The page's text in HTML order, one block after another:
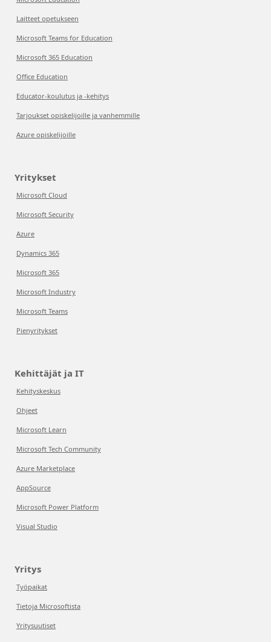
Laitteet opetukseen
Microsoft Teams for Education
Microsoft 365 Education
Office Education
Educator-koulutus ja -kehitys
Tarjoukset opiskelijoille ja vanhemmille
Azure opiskelijoille
Yritykset
Microsoft Cloud
Microsoft Security
Azure
Dynamics 365
Microsoft 365
Microsoft Industry
Microsoft Teams
Pienyritykset
Kehittäjät ja IT
Kehityskeskus
Ohjeet
Microsoft Learn
Microsoft Tech Community
Azure Marketplace
AppSource
Microsoft Power Platform
Visual Studio
Yritys
Työpaikat
Tietoja Microsoftista
Yritysuutiset